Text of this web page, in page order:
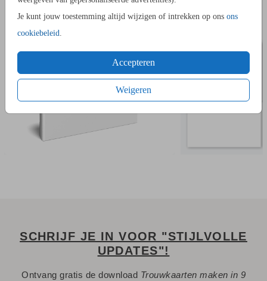
Je kunt jouw toestemming altijd wijzigen of intrekken op ons ons
cookiebeleid.
Accepteren
Weigeren
- Sla deze op in je account en bestel daarna een proefdruk.
- Tijdens het bestellen kun je kiezen uit verschillende
formaten, papiersoorten, envelopkleuren en leuke extra’s.
- Bij je 1e proefdruk ontvang je een proefsetje met
voorbeeldjes van alle papiersoorten en kleuren enveloppen.
Wil je graag folie op deze kaart? Of een andere vorm kaart?
Neem dan
contactmet ons op.
SCHRIJF JE IN VOOR "STIJLVOLLE
UPDATES"!
Ontvang gratis de download Trouwkaarten maken in 9